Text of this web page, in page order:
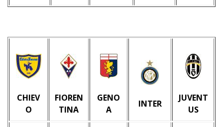
CHIEV
O
FIOREN
TINA
GENO
A
INTER
JUVENT
US